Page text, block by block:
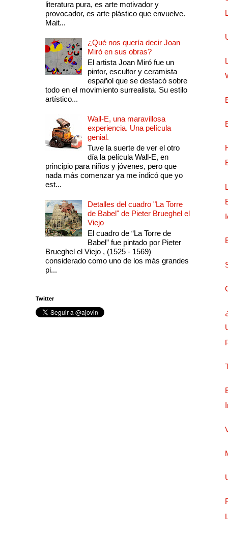
literatura pura, es arte motivador y
provocador, es arte plástico que envuelve.
Mait...
¿Qué nos quería decir Joan
Miró en sus obras?
El artista Joan Miró fue un
pintor, escultor y ceramista
español que se destacó sobre
todo en el movimiento surrealista. Su estilo
artístico...
Wall-E, una maravillosa
experiencia. Una película
genial.
Tuve la suerte de ver el otro
día la película Wall-E, en
principio para niños y jóvenes, pero que
nada más comenzar ya me indicó que yo
est...
Detalles del cuadro "La Torre
de Babel" de Pieter Brueghel el
Viejo
El cuadro de “La Torre de
Babel” fue pintado por Pieter
Brueghel el Viejo , (1525 - 1569)
considerado como uno de los más grandes
pi...
Twitter